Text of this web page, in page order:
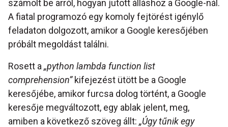
számolt be arról, hogyan jutott álláshoz a Google-nál.
A fiatal programozó egy komoly fejtörést igénylő
feladaton dolgozott, amikor a Google keresőjében
próbált megoldást találni.
Rosett a „python lambda function list
comprehension”kifejezést ütött be a Google
keresőjébe, amikor furcsa dolog történt, a Google
keresője megváltozott, egy ablak jelent, meg,
amiben a következő szöveg állt: „Úgy tűnik egy